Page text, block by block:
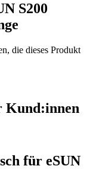
S200
die dieses Produkt
Kund:innen
für eSUN